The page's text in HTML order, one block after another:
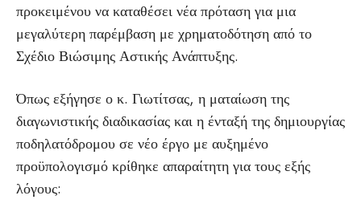
προκειμένου να καταθέσει νέα πρόταση για μια
μεγαλύτερη παρέμβαση με χρηματοδότηση από το
Σχέδιο Βιώσιμης Αστικής Ανάπτυξης.
Όπως εξήγησε ο κ. Γιωτίτσας, η ματαίωση της
διαγωνιστικής διαδικασίας και η ένταξή της δημιουργίας
ποδηλατόδρομου σε νέο έργο με αυξημένο
προϋπολογισμό κρίθηκε απαραίτητη για τους εξής
λόγους: